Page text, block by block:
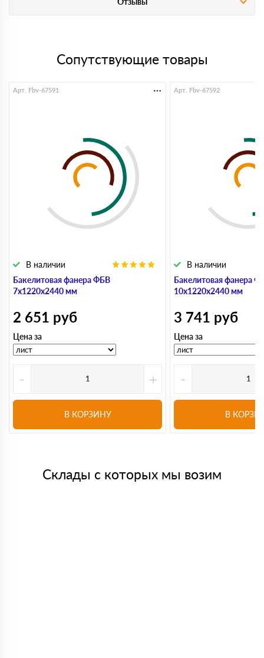
Сопутствующие товары
Бакелитовая фанера ФБВ
7х1220х2440 мм
В наличии
Арт. Fbv-67591
2 651 руб
Цена за
- +
В КОРЗИНУ
Бакелитовая фанера
10х1220х2440 мм
В наличии
Арт. Fbv-67592
3 741 руб
Цена за
-
В
Склады с которых мы возим